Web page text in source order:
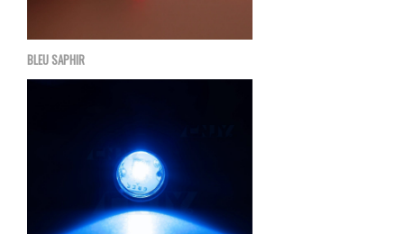
BLEU SAPHIR